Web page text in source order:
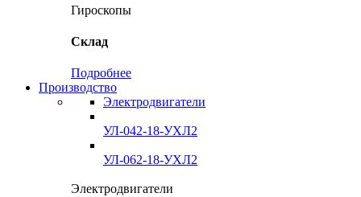
Гироскопы
Склад
Подробнее
Производство
Электродвигатели
УЛ-042-18-УХЛ2
УЛ-062-18-УХЛ2
Электродвигатели